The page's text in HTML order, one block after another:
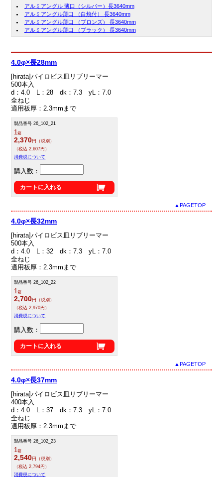
アルミアングル 薄口（シルバー）長3640mm
アルミアングル薄口 （白焼付） 長3640mm
アルミアングル薄口 （ブロンズ） 長3640mm
アルミアングル薄口 （ブラック） 長3640mm
4.0φ×長28mm
[hirata]パイロビス皿リブリーマー
500本入
d：4.0 L：28 dk：7.3 yL：7.0
全ねじ
適用板厚：2.3mmまで
製品番号 26_102_21
1箱
2,370円（税別）
（税込 2,607円）
消費税について
購入数：
カートに入れる
▲PAGETOP
4.0φ×長32mm
[hirata]パイロビス皿リブリーマー
500本入
d：4.0 L：32 dk：7.3 yL：7.0
全ねじ
適用板厚：2.3mmまで
製品番号 26_102_22
1箱
2,700円（税別）
（税込 2,970円）
消費税について
購入数：
カートに入れる
▲PAGETOP
4.0φ×長37mm
[hirata]パイロビス皿リブリーマー
400本入
d：4.0 L：37 dk：7.3 yL：7.0
全ねじ
適用板厚：2.3mmまで
製品番号 26_102_23
1箱
2,540円（税別）
（税込 2,794円）
消費税について